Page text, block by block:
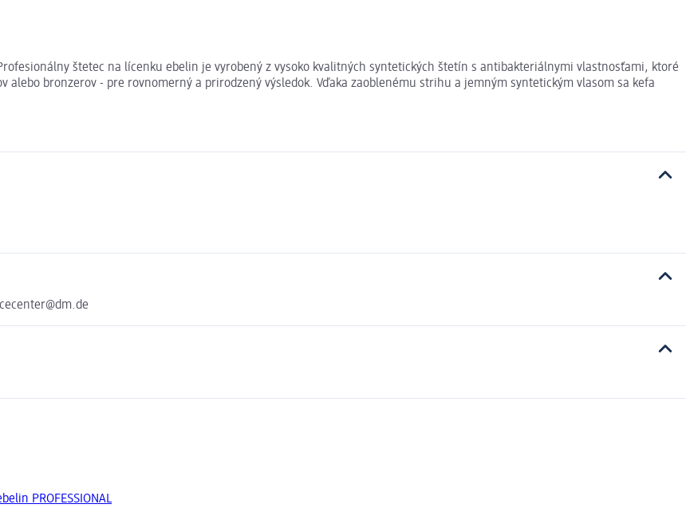
štetec na lícenku ebelin je vyrobený z vysoko kvalitných syntetických štetín s antibakteriálnymi vlastnosťami, ktoré
bronzerov - pre rovnomerný a prirodzený výsledok. Vďaka zaoblenému strihu a jemným syntetickým vlasom sa kefa
PROFESSIONAL